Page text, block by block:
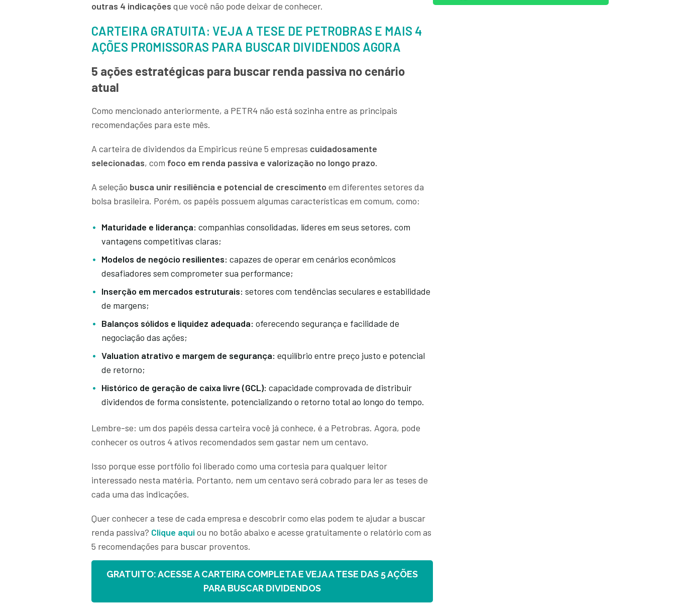
outras 4 indicações que você não pode deixar de conhecer.
CARTEIRA GRATUITA: VEJA A TESE DE PETROBRAS E MAIS 4
AÇÕES PROMISSORAS PARA BUSCAR DIVIDENDOS AGORA
5 ações estratégicas para buscar renda passiva no cenário
atual
Como mencionado anteriormente, a PETR4 não está sozinha entre as principais
recomendações para este mês.
A carteira de dividendos da Empiricus reúne 5 empresas cuidadosamente
selecionadas, com foco em renda passiva e valorização no longo prazo.
A seleção busca unir resiliência e potencial de crescimento em diferentes setores da
bolsa brasileira. Porém, os papéis possuem algumas características em comum, como:
Maturidade e liderança: companhias consolidadas, líderes em seus setores, com
vantagens competitivas claras;
Modelos de negócio resilientes: capazes de operar em cenários econômicos
desafiadores sem comprometer sua performance;
Inserção em mercados estruturais: setores com tendências seculares e estabilidade
de margens;
Balanços sólidos e liquidez adequada: oferecendo segurança e facilidade de
negociação das ações;
Valuation atrativo e margem de segurança: equilíbrio entre preço justo e potencial
de retorno;
Histórico de geração de caixa livre (GCL): capacidade comprovada de distribuir
dividendos de forma consistente, potencializando o retorno total ao longo do tempo.
Lembre-se: um dos papéis dessa carteira você já conhece, é a Petrobras. Agora, pode
conhecer os outros 4 ativos recomendados sem gastar nem um centavo.
Isso porque esse portfólio foi liberado como uma cortesia para qualquer leitor
interessado nesta matéria. Portanto, nem um centavo será cobrado para ler as teses de
cada uma das indicações.
Quer conhecer a tese de cada empresa e descobrir como elas podem te ajudar a buscar
renda passiva? Clique aquiou no botão abaixo e acesse gratuitamente o relatório com as
5 recomendações para buscar proventos.
GRATUITO: ACESSE A CARTEIRA COMPLETA E VEJA A TESE DAS 5 AÇÕES
PARA BUSCAR DIVIDENDOS